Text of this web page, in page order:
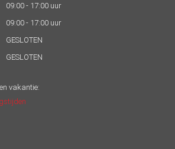
09:00 - 17:00 uur
09:00 - 17:00 uur
GESLOTEN
GESLOTEN
vakantie: